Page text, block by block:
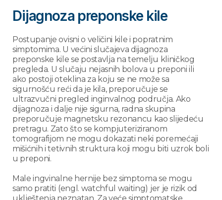
Dijagnoza preponske kile
Postupanje ovisni o veličini kile i popratnim
simptomima. U većini slučajeva dijagnoza
preponske kile se postavlja na temelju kliničkog
pregleda. U slučaju nejasnih bolova u preponi ili
ako postoji oteklina za koju se ne može sa
sigurnošću reći da je kila, preporučuje se
ultrazvučni pregled inginvalnog područja. Ako
dijagnoza i dalje nije sigurna, radna skupina
preporučuje magnetsku rezonancu kao slijedeću
pretragu. Zato što se kompjuteriziranom
tomografijom ne mogu dokazati neki poremećaji
mišićnih i tetivnih struktura koji mogu biti uzrok boli
u preponi.
Male ingvinalne hernije bez simptoma se mogu
samo pratiti (engl. watchful waiting) jer je rizik od
uklještenja neznatan. Za veće simptomatske